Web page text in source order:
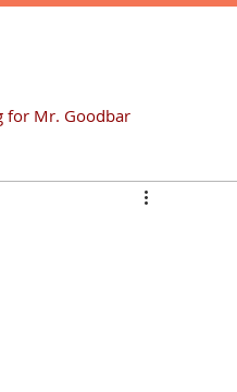
for Mr. Goodbar